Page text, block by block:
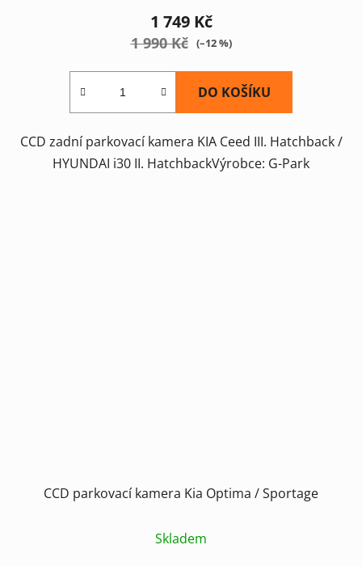
1 749 Kč
1 990 Kč (–12 %)
DO KOŠÍKU
CCD zadní parkovací kamera KIA Ceed III. Hatchback /
HYUNDAI i30 II. HatchbackVýrobce: G-Park
CCD parkovací kamera Kia Optima / Sportage
Skladem